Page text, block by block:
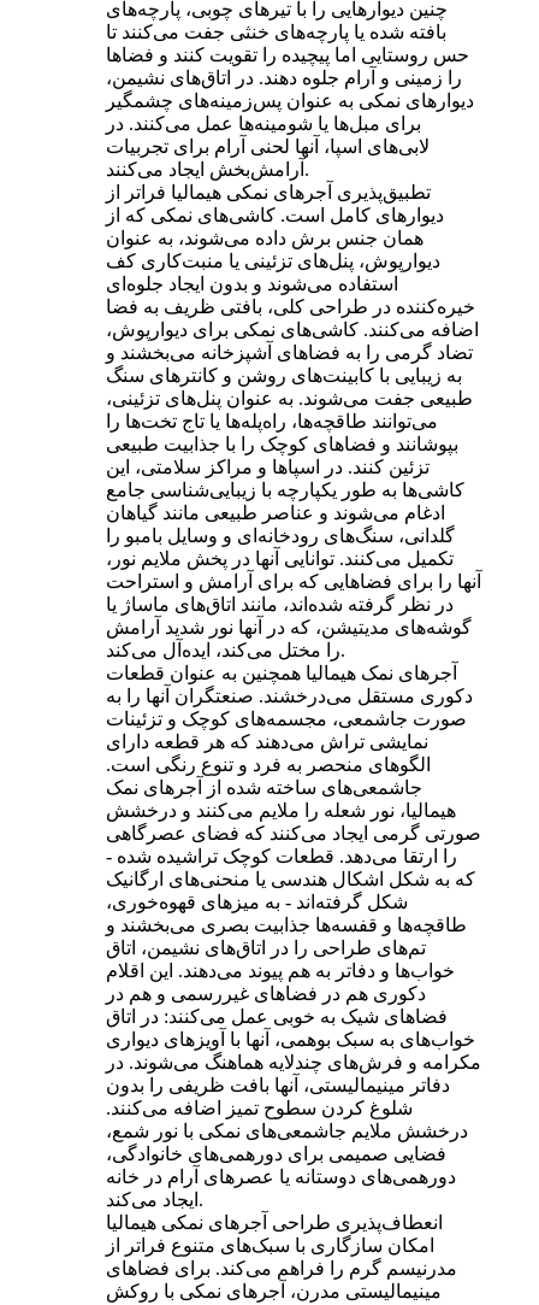
چنین دیوارهایی را با تیرهای چوبی، پارچه‌های
بافته شده یا پارچه‌های خنثی جفت می‌کنند تا
حس روستایی اما پیچیده را تقویت کنند و فضاها
را زمینی و آرام جلوه دهند. در اتاق‌های نشیمن،
دیوارهای نمکی به عنوان پس‌زمینه‌های چشمگیر
برای مبل‌ها یا شومینه‌ها عمل می‌کنند. در
لابی‌های اسپا، آنها لحنی آرام برای تجربیات
آرامش‌بخش ایجاد می‌کنند.
تطبیق‌پذیری آجرهای نمکی هیمالیا فراتر از
دیوارهای کامل است. کاشی‌های نمکی که از
همان جنس برش داده می‌شوند، به عنوان
دیوارپوش، پنل‌های تزئینی یا منبت‌کاری کف
استفاده می‌شوند و بدون ایجاد جلوه‌ای
خیره‌کننده در طراحی کلی، بافتی ظریف به فضا
اضافه می‌کنند. کاشی‌های نمکی برای دیوارپوش،
تضاد گرمی را به فضاهای آشپزخانه می‌بخشند و
به زیبایی با کابینت‌های روشن و کانترهای سنگ
طبیعی جفت می‌شوند. به عنوان پنل‌های تزئینی،
می‌توانند طاقچه‌ها، راه‌پله‌ها یا تاج تخت‌ها را
بپوشانند و فضاهای کوچک را با جذابیت طبیعی
تزئین کنند. در اسپاها و مراکز سلامتی، این
کاشی‌ها به طور یکپارچه با زیبایی‌شناسی جامع
ادغام می‌شوند و عناصر طبیعی مانند گیاهان
گلدانی، سنگ‌های رودخانه‌ای و وسایل بامبو را
تکمیل می‌کنند. توانایی آنها در پخش ملایم نور،
آنها را برای فضاهایی که برای آرامش و استراحت
در نظر گرفته شده‌اند، مانند اتاق‌های ماساژ یا
گوشه‌های مدیتیشن، که در آنها نور شدید آرامش
را مختل می‌کند، ایده‌آل می‌کند.
آجرهای نمک هیمالیا همچنین به عنوان قطعات
دکوری مستقل می‌درخشند. صنعتگران آنها را به
صورت جاشمعی، مجسمه‌های کوچک و تزئینات
نمایشی تراش می‌دهند که هر قطعه دارای
الگوهای منحصر به فرد و تنوع رنگی است.
جاشمعی‌های ساخته شده از آجرهای نمک
هیمالیا، نور شعله را ملایم می‌کنند و درخشش
صورتی گرمی ایجاد می‌کنند که فضای عصرگاهی
را ارتقا می‌دهد. قطعات کوچک تراشیده شده -
که به شکل اشکال هندسی یا منحنی‌های ارگانیک
شکل گرفته‌اند - به میزهای قهوه‌خوری،
طاقچه‌ها و قفسه‌ها جذابیت بصری می‌بخشند و
تم‌های طراحی را در اتاق‌های نشیمن، اتاق
خواب‌ها و دفاتر به هم پیوند می‌دهند. این اقلام
دکوری هم در فضاهای غیررسمی و هم در
فضاهای شیک به خوبی عمل می‌کنند: در اتاق
خواب‌های به سبک بوهمی، آنها با آویزهای دیواری
مکرامه و فرش‌های چندلایه هماهنگ می‌شوند. در
دفاتر مینیمالیستی، آنها بافت ظریفی را بدون
شلوغ کردن سطوح تمیز اضافه می‌کنند.
درخشش ملایم جاشمعی‌های نمکی با نور شمع،
فضایی صمیمی برای دورهمی‌های خانوادگی،
دورهمی‌های دوستانه یا عصرهای آرام در خانه
ایجاد می‌کند.
انعطاف‌پذیری طراحی آجرهای نمکی هیمالیا
امکان سازگاری با سبک‌های متنوع فراتر از
مدرنیسم گرم را فراهم می‌کند. برای فضاهای
مینیمالیستی مدرن، آجرهای نمکی با روکش